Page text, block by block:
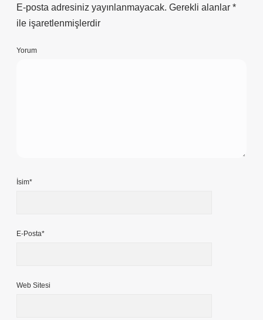
E-posta adresiniz yayınlanmayacak. Gerekli alanlar *
ile işaretlenmişlerdir
Yorum
İsim*
E-Posta*
Web Sitesi